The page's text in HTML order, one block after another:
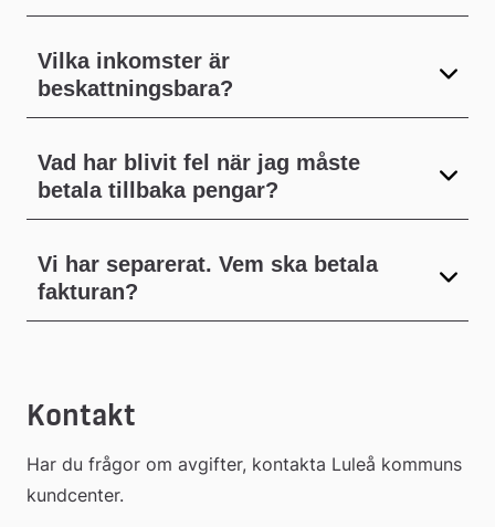
Vilka inkomster är
beskattningsbara?
Vad har blivit fel när jag måste
betala tillbaka pengar?
Vi har separerat. Vem ska betala
fakturan?
Kontakt
Har du frågor om avgifter, kontakta Luleå kommuns
kundcenter.